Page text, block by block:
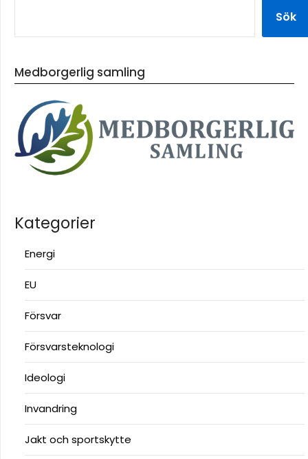
Sök
Medborgerlig samling
Kategorier
Energi
EU
Försvar
Försvarsteknologi
Ideologi
Invandring
Jakt och sportskytte